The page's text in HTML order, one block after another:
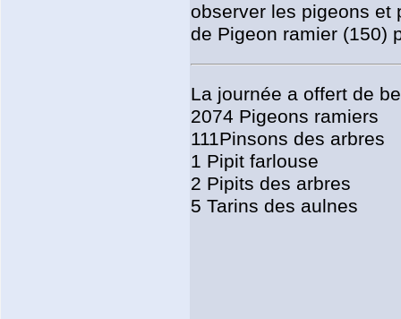
observer les pigeons et
de Pigeon ramier (150)
La journée a offert de
2074 Pigeons ramiers
111Pinsons des arbres
1 Pipit farlouse
2 Pipits des arbres
5 Tarins des aulnes